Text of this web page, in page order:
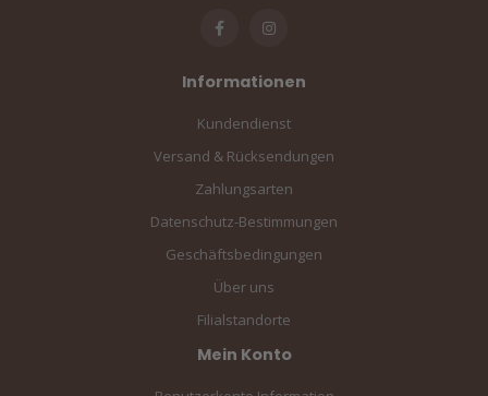
Informationen
Kundendienst
Versand & Rücksendungen
Zahlungsarten
Datenschutz-Bestimmungen
Geschäftsbedingungen
Über uns
Filialstandorte
Mein Konto